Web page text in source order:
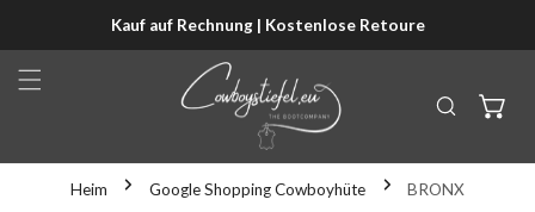
SPRINGENKauf auf Rechnung | Kostenlose Retoure
Heim Google Shopping Cowboyhüte BRONX